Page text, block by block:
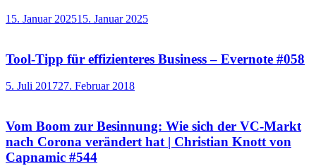
15. Januar 202515. Januar 2025
Tool-Tipp für effizienteres Business – Evernote #058
5. Juli 201727. Februar 2018
Vom Boom zur Besinnung: Wie sich der VC-Markt
nach Corona verändert hat | Christian Knott von
Capnamic #544